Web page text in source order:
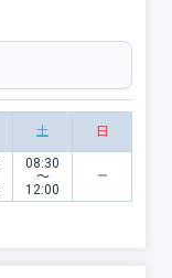
土 日
08:30
〜
12:00